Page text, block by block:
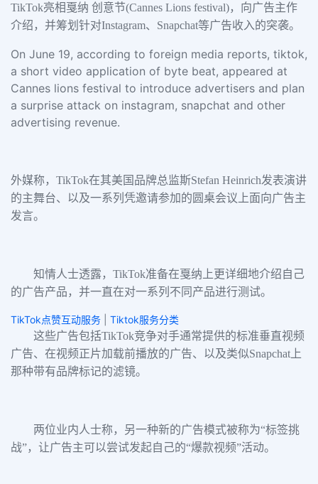
TikTok亮相戛纳 创意节(Cannes Lions festival)，向广告主作
介绍，并筹划针对Instagram、Snapchat等广告收入的突袭。
On June 19, according to foreign media reports, tiktok,
a short video application of byte beat, appeared at
Cannes lions festival to introduce advertisers and plan
a surprise attack on instagram, snapchat and other
advertising revenue.
外媒称，TikTok在其美国品牌总监斯Stefan Heinrich发表演讲
的主舞台、以及一系列凭邀请参加的圆桌会议上面向广告主
发言。
知情人士透露，TikTok准备在戛纳上更详细地介绍自己
的广告产品，并一直在对一系列不同产品进行测试。
TikTok点赞互动服务
Tiktok服务分类
这些广告包括TikTok竞争对手通常提供的标准垂直视频
广告、在视频正片加载前播放的广告、以及类似Snapchat上
那种带有品牌标记的滤镜。
两位业内人士称，另一种新的广告模式被称为“标签挑
战”，让广告主可以尝试发起自己的“爆款视频”活动。